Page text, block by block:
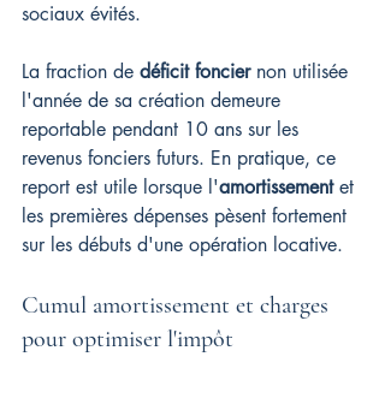
sociaux évités.
La fraction de déficit foncier non utilisée
l'année de sa création demeure
reportable pendant 10 ans sur les
revenus fonciers futurs. En pratique, ce
report est utile lorsque l'amortissement et
les premières dépenses pèsent fortement
sur les débuts d'une opération locative.
Cumul amortissement et charges
pour optimiser l'impôt